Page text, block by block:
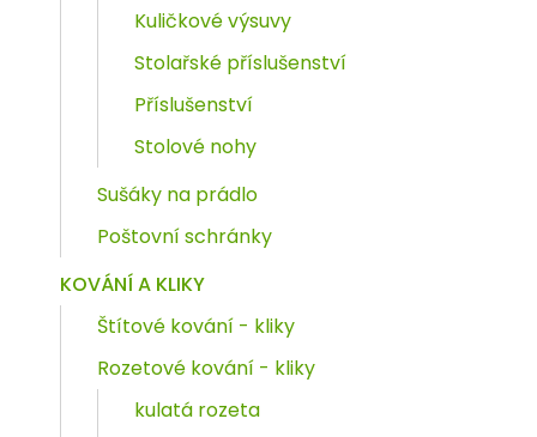
Kuličkové výsuvy
Stolařské příslušenství
Příslušenství
Stolové nohy
Sušáky na prádlo
Poštovní schránky
KOVÁNÍ A KLIKY
Štítové kování - kliky
Rozetové kování - kliky
kulatá rozeta